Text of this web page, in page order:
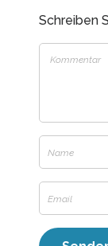
Schreiben